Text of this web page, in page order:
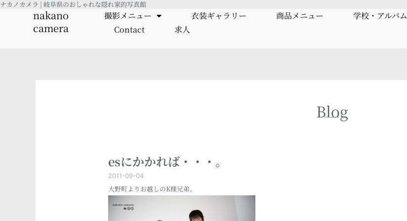
内
ナカノカメラ | 岐阜県のおしゃれな隠れ家的写真館
nakano
camera
撮影メニュー 衣装ギャラリー 商品メニュー 学校・アルバム
Contact
求人
Blog
esにかかれば・・・。
2011-09-04
大野町よりお越しのK様兄弟。